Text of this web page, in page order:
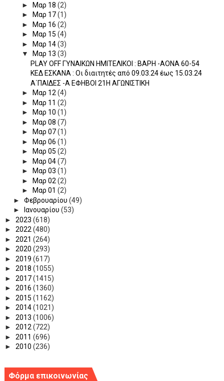
►
Μαρ 18 (2)
►
Μαρ 17(1)
►
Μαρ 16 (2)
►
Μαρ 15 (4)
►
Μαρ 14(3)
▼
Μαρ 13 (3)
PLAY OFF ΓΥΝΑΙΚΩΝ ΗΜΙΤΕΛΙΚΟΙ : ΒΑΡΗ -ΑΟΝΑ 60-54
ΚΕΔ ΕΣΚΑΝΑ : Οι διαιτητές από 09.03.24 έως 15.03.24
Α΄ΠΑΙΔΕΣ -Α ΕΦΗΒΟΙ 21Η ΑΓΩΝΙΣΤΙΚΗ
►
Μαρ 12(4)
►
Μαρ 11 (2)
►
Μαρ 10 (1)
►
Μαρ 08 (7)
►
Μαρ 07(1)
►
Μαρ 06 (1)
►
Μαρ 05 (2)
►
Μαρ 04(7)
►
Μαρ 03 (1)
►
Μαρ 02 (2)
►
Μαρ 01 (2)
► Φεβρουαρίου (49)
►
Ιανουαρίου (53)
► 2023 (618)
► 2022(480)
► 2021 (264)
► 2020 (293)
► 2019 (617)
► 2018 (1055)
► 2017(1415)
► 2016 (1360)
► 2015 (1162)
► 2014(1021)
► 2013 (1006)
► 2012(722)
► 2011 (696)
► 2010 (236)
Φόρμα επικοινωνίας